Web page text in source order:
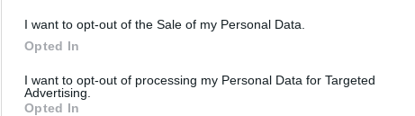
I want to opt-out of the Sale of my Personal Data.
Opted In
I want to opt-out of processing my Personal Data for Targeted
Advertising.
Opted In